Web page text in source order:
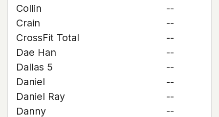
Collin
--
Crain
--
CrossFit Total
--
Dae Han
--
Dallas 5
--
Daniel
--
Daniel Ray
--
Danny
--